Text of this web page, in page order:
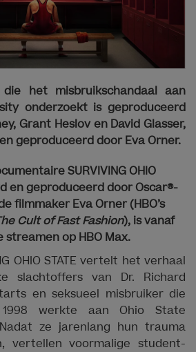
het misbruikschandaal aan
onderzoekt is geproduceerd
Grant Heslov en David Glasser,
geproduceerd door Eva Orner.
SURVIVING OHIO
en geproduceerd door Oscar®-
filmmaker Eva Orner (HBO’s
Cult of Fast Fashion), is vanaf
streamen op HBO Max.
OHIO STATE vertelt het verhaal
slachtoffers van Dr. Richard
en seksueel misbruiker die
werkte aan Ohio State
ze jarenlang hun trauma
vertellen voormalige student-